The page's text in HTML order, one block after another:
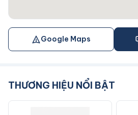
Google Maps
THƯƠNG HIỆU NỔI BẬT